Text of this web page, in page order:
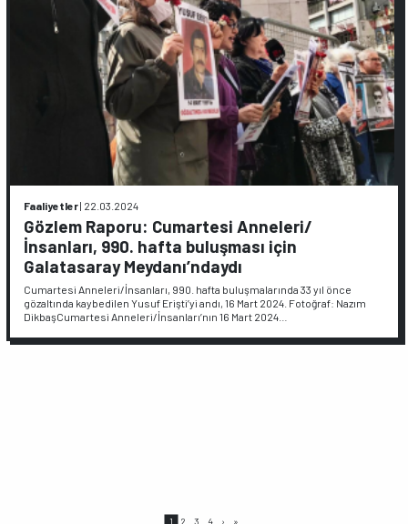
Faaliyetler| 22.03.2024
Gözlem Raporu: Cumartesi Anneleri/
İnsanları, 990. hafta buluşması için
Galatasaray Meydanı’ndaydı
Cumartesi Anneleri/İnsanları, 990. hafta buluşmalarında 33 yıl önce
gözaltında kaybedilen Yusuf Erişti’yi andı, 16 Mart 2024. Fotoğraf: Nazım
DikbaşCumartesi Anneleri/İnsanları’nın 16 Mart 2024…
Page
1 2 3 4 › »